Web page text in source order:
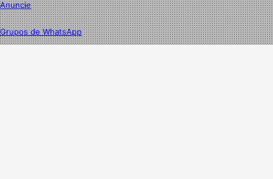
Anuncie
Grupos de WhatsApp